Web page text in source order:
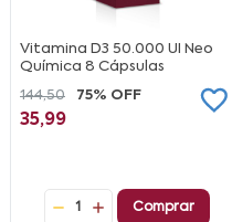
Vitamina D3 50.000 UI Neo
Química 8 Cápsulas
144,50
75% OFF
35,99
1 Comprar